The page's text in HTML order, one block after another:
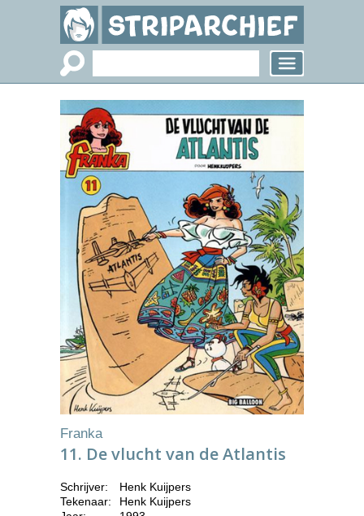
Franka
11. De vlucht van de Atlantis
Schrijver:
Henk Kuijpers
Tekenaar:
Henk Kuijpers